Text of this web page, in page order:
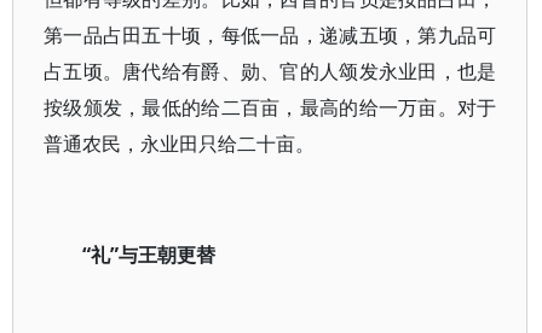
第一品占田五十顷，每低一品，递减五顷，第九品可
占五顷。唐代给有爵、勋、官的人颂发永业田，也是
按级颁发，最低的给二百亩，最高的给一万亩。对于
普通农民，永业田只给二十亩。
“礼”与王朝更替